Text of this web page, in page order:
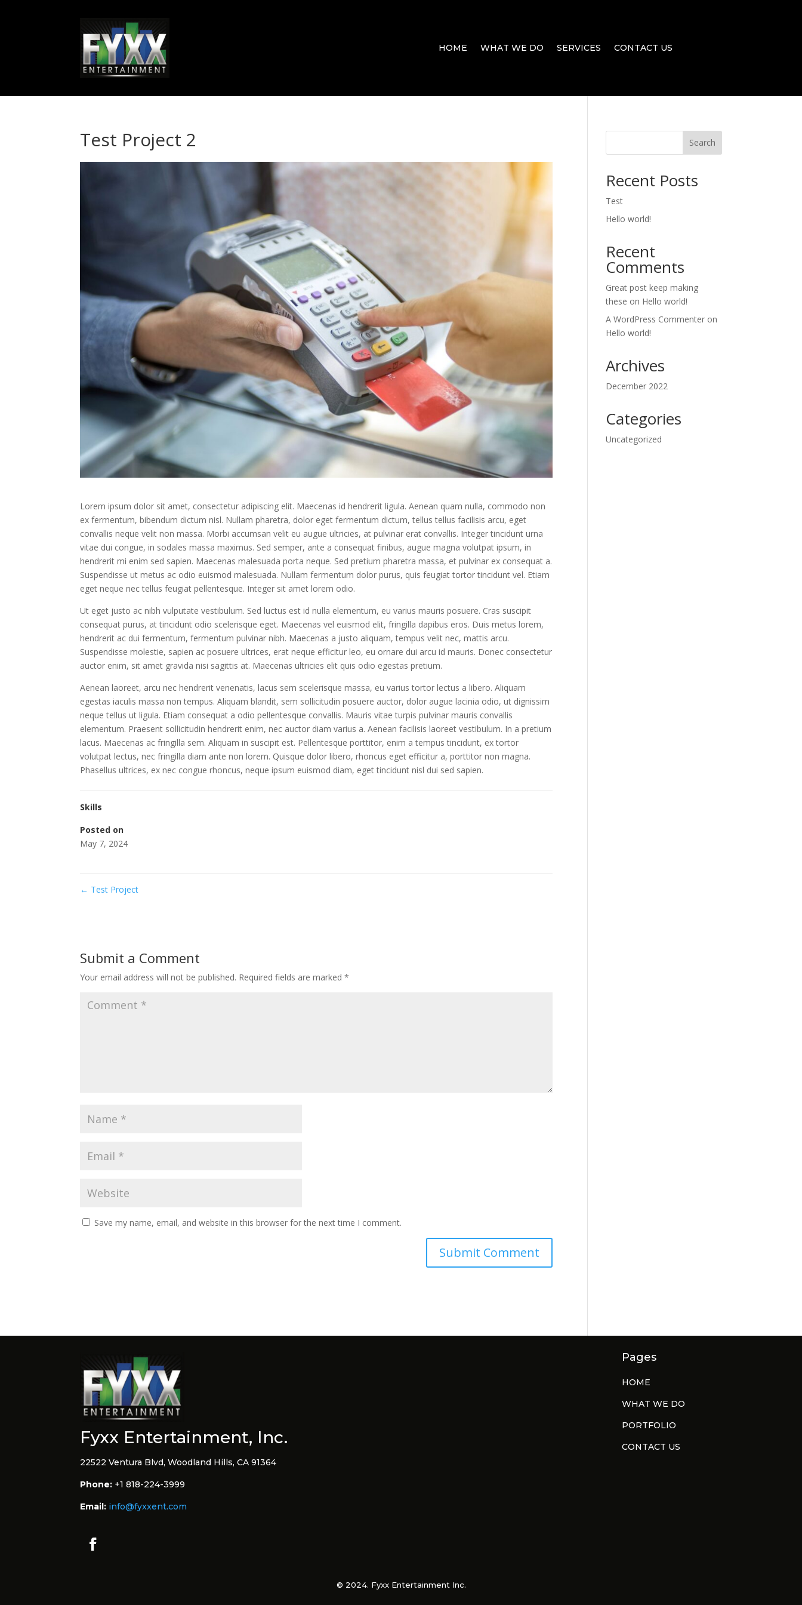
HOME WHAT WE DO SERVICES CONTACT US
Test Project 2
Lorem ipsum dolor sit amet, consectetur adipiscing elit. Maecenas id hendrerit ligula. Aenean quam nulla, commodo non
ex fermentum, bibendum dictum nisl. Nullam pharetra, dolor eget fermentum dictum, tellus tellus facilisis arcu, eget
convallis neque velit non massa. Morbi accumsan velit eu augue ultricies, at pulvinar erat convallis. Integer tincidunt urna
vitae dui congue, in sodales massa maximus. Sed semper, ante a consequat finibus, augue magna volutpat ipsum, in
hendrerit mi enim sed sapien. Maecenas malesuada porta neque. Sed pretium pharetra massa, et pulvinar ex consequat a.
Suspendisse ut metus ac odio euismod malesuada. Nullam fermentum dolor purus, quis feugiat tortor tincidunt vel. Etiam
eget neque nec tellus feugiat pellentesque. Integer sit amet lorem odio.
Ut eget justo ac nibh vulputate vestibulum. Sed luctus est id nulla elementum, eu varius mauris posuere. Cras suscipit
consequat purus, at tincidunt odio scelerisque eget. Maecenas vel euismod elit, fringilla dapibus eros. Duis metus lorem,
hendrerit ac dui fermentum, fermentum pulvinar nibh. Maecenas a justo aliquam, tempus velit nec, mattis arcu.
Suspendisse molestie, sapien ac posuere ultrices, erat neque efficitur leo, eu ornare dui arcu id mauris. Donec consectetur
auctor enim, sit amet gravida nisi sagittis at. Maecenas ultricies elit quis odio egestas pretium.
Aenean laoreet, arcu nec hendrerit venenatis, lacus sem scelerisque massa, eu varius tortor lectus a libero. Aliquam
egestas iaculis massa non tempus. Aliquam blandit, sem sollicitudin posuere auctor, dolor augue lacinia odio, ut dignissim
neque tellus ut ligula. Etiam consequat a odio pellentesque convallis. Mauris vitae turpis pulvinar mauris convallis
elementum. Praesent sollicitudin hendrerit enim, nec auctor diam varius a. Aenean facilisis laoreet vestibulum. In a pretium
lacus. Maecenas ac fringilla sem. Aliquam in suscipit est. Pellentesque porttitor, enim a tempus tincidunt, ex tortor
volutpat lectus, nec fringilla diam ante non lorem. Quisque dolor libero, rhoncus eget efficitur a, porttitor non magna.
Phasellus ultrices, ex nec congue rhoncus, neque ipsum euismod diam, eget tincidunt nisl dui sed sapien.
Skills
Posted on
May 7, 2024
← Test Project
Submit a Comment
Your email address will not be published. Required fields are marked*
Save my name, email, and website in this browser for the next time I comment.
Search
Recent Posts
Test
Hello world!
Recent
Comments
Great post keep making
these on Hello world!
A WordPress Commenter on
Hello world!
Archives
December 2022
Categories
Uncategorized
Fyxx Entertainment, Inc.
22522 Ventura Blvd, Woodland Hills, CA 91364
Phone: +1 818-224-3999
Email: info@fyxxent.com
Pages
HOME
WHAT WE DO
PORTFOLIO
CONTACT US
© 2024. Fyxx Entertainment Inc.